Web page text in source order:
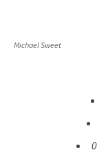
Michael Sweet